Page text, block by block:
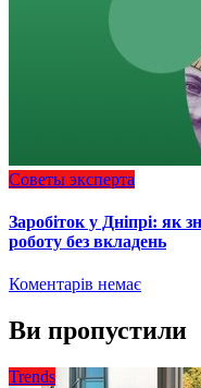
Советы эксперта
Заробіток у Дніпрі: як
роботу без вкладень
Коментарів немає
Ви пропустили
Trends